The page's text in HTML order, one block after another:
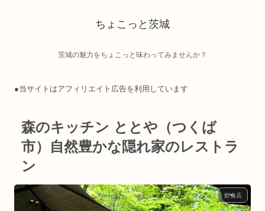
ちょこっと茨城
茨城の魅力をちょこっと味わってみませんか？
●当サイトはアフィリエイト広告を利用しています
森のキッチン ととや（つくば
市）自然豊かな隠れ家のレストラ
ン
飲食店